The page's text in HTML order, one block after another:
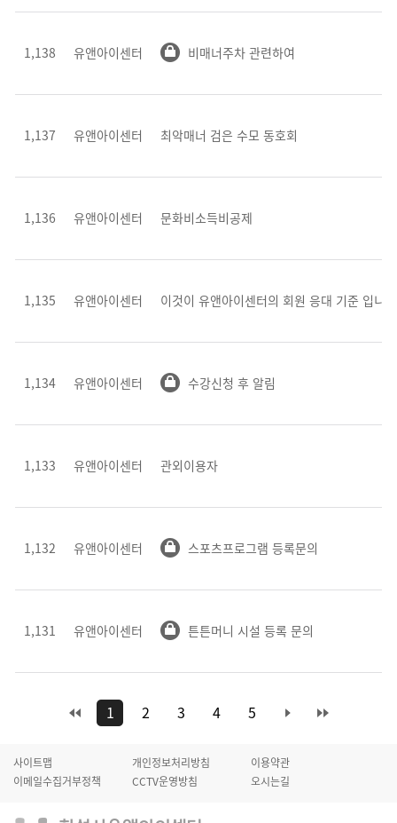
1,138 유앤아이센터 비매너주차 관련하여
1,137 유앤아이센터 최악매너 검은 수모 동호회
1,136 유앤아이센터 문화비소득비공제
1,135 유앤아이센터 이것이 유앤아이센터의 회원 응대 기준 입니
1,134 유앤아이센터 수강신청 후 알림
1,133 유앤아이센터 관외이용자
1,132 유앤아이센터 스포츠프로그램 등록문의
1,131 유앤아이센터 튼튼머니 시설 등록 문의
1 2 3 4 5
사이트맵 개인정보처리방침
이용약관
이메일수집거부정책
CCTV운영방침 오시는길